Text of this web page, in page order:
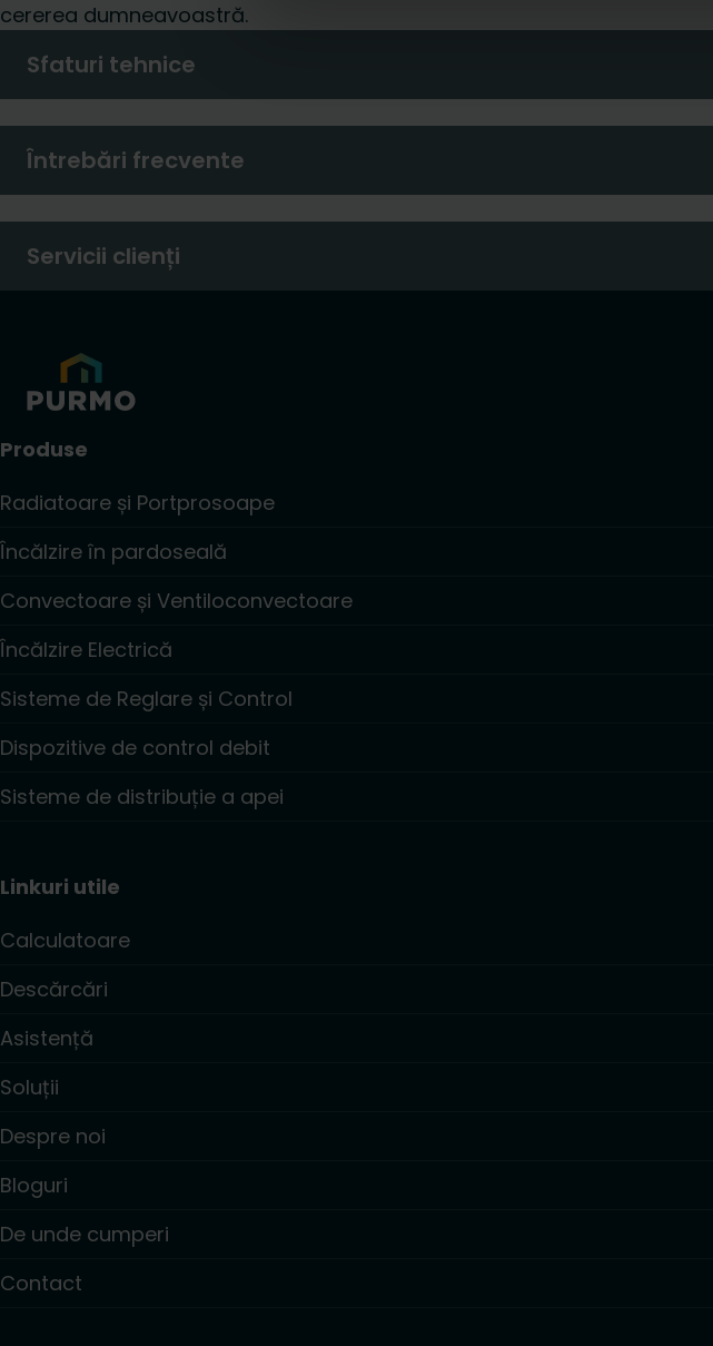
cererea dumneavoastră.
Sfaturi tehnice
Întrebări frecvente
Servicii clienți
Produse
Radiatoare și Portprosoape
Încălzire în pardoseală
Convectoare și Ventiloconvectoare
Încălzire Electrică
Sisteme de Reglare și Control
Dispozitive de control debit
Sisteme de distribuție a apei
Linkuri utile
Calculatoare
Descărcări
Asistență
Soluții
Despre noi
Bloguri
De unde cumperi
Contact